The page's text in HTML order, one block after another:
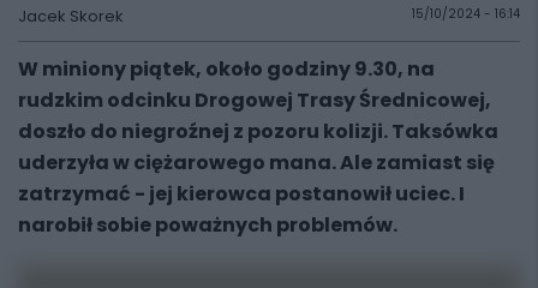
Jacek Skorek 15/10/2024 - 16:14
W miniony piątek, około godziny 9.30, na
rudzkim odcinku Drogowej Trasy Średnicowej,
doszło do niegroźnej z pozoru kolizji. Taksówka
uderzyła w ciężarowego mana. Ale zamiast się
zatrzymać - jej kierowca postanowił uciec. I
narobił sobie poważnych problemów.